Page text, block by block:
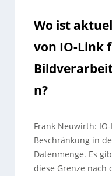
Wo ist
von IO-Link
n?
Frank Neuwirth:
Beschränkung in
Datenmenge. Es
diese Grenze nach